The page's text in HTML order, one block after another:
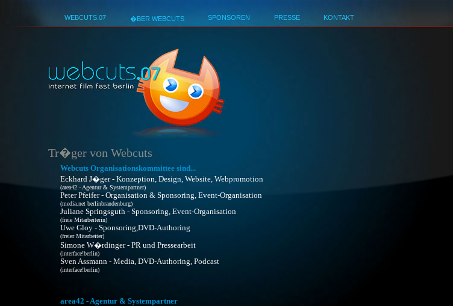
WEBCUTS.07 �BER WEBCUTS SPONSOREN PRESSE KONTAKT
Tr�ger von Webcuts
Webcuts Organisationskommittee sind...
Eckhard J�ger - Konzeption, Design, Website, Webpromotion
(area42 - Agentur & Systempartner)
Peter Pfeifer - Organisation & Sponsoring, Event-Organisation
(media.net berlinbrandenburg)
Juliane Springsguth - Sponsoring, Event-Organisation
(freie Mitarbeiterin)
Uwe Gloy - Sponsoring,DVD-Authoring
(freier Mitarbeiter)
Simone W�rdinger - PR und Pressearbeit
(interface!berlin)
Sven Assmann - Media, DVD-Authoring, Podcast
(interface!berlin)
area42 - Agentur & Systempartner
Best Non Gamstop Casinos In The UK